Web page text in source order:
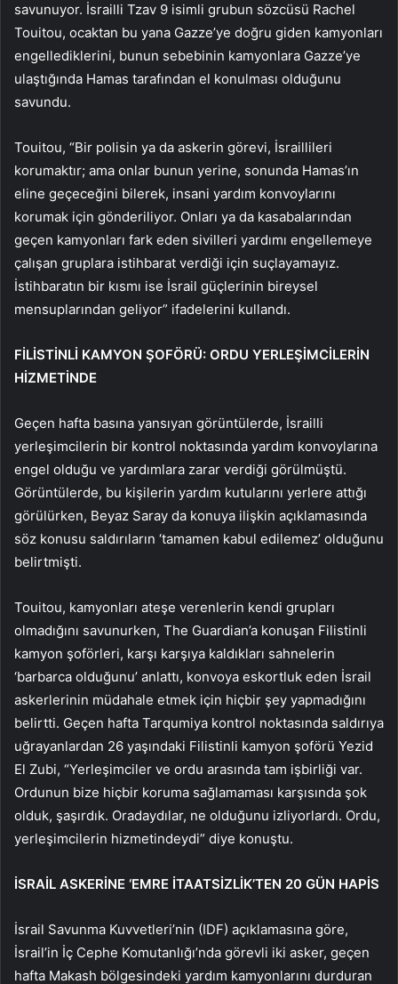
savunuyor. İsrailli Tzav 9 isimli grubun sözcüsü Rachel
Touitou, ocaktan bu yana Gazze’ye doğru giden kamyonları
engellediklerini, bunun sebebinin kamyonlara Gazze’ye
ulaştığında Hamas tarafından el konulması olduğunu
savundu.
Touitou, “Bir polisin ya da askerin görevi, İsraillileri
korumaktır; ama onlar bunun yerine, sonunda Hamas’ın
eline geçeceğini bilerek, insani yardım konvoylarını
korumak için gönderiliyor. Onları ya da kasabalarından
geçen kamyonları fark eden sivilleri yardımı engellemeye
çalışan gruplara istihbarat verdiği için suçlayamayız.
İstihbaratın bir kısmı ise İsrail güçlerinin bireysel
mensuplarından geliyor” ifadelerini kullandı.
FİLİSTİNLİ KAMYON ŞOFÖRÜ: ORDU YERLEŞİMCİLERİN
HİZMETİNDE
Geçen hafta basına yansıyan görüntülerde, İsrailli
yerleşimcilerin bir kontrol noktasında yardım konvoylarına
engel olduğu ve yardımlara zarar verdiği görülmüştü.
Görüntülerde, bu kişilerin yardım kutularını yerlere attığı
görülürken, Beyaz Saray da konuya ilişkin açıklamasında
söz konusu saldırıların ‘tamamen kabul edilemez’ olduğunu
belirtmişti.
Touitou, kamyonları ateşe verenlerin kendi grupları
olmadığını savunurken, The Guardian’a konuşan Filistinli
kamyon şoförleri, karşı karşıya kaldıkları sahnelerin
‘barbarca olduğunu’ anlattı, konvoya eskortluk eden İsrail
askerlerinin müdahale etmek için hiçbir şey yapmadığını
belirtti. Geçen hafta Tarqumiya kontrol noktasında saldırıya
uğrayanlardan 26 yaşındaki Filistinli kamyon şoförü Yezid
El Zubi, “Yerleşimciler ve ordu arasında tam işbirliği var.
Ordunun bize hiçbir koruma sağlamaması karşısında şok
olduk, şaşırdık. Oradaydılar, ne olduğunu izliyorlardı. Ordu,
yerleşimcilerin hizmetindeydi” diye konuştu.
İSRAİL ASKERİNE ‘EMRE İTAATSİZLİK’TEN 20 GÜN HAPİS
İsrail Savunma Kuvvetleri’nin (IDF) açıklamasına göre,
İsrail’in İç Cephe Komutanlığı’nda görevli iki asker, geçen
hafta Makash bölgesindeki yardım kamyonlarını durduran